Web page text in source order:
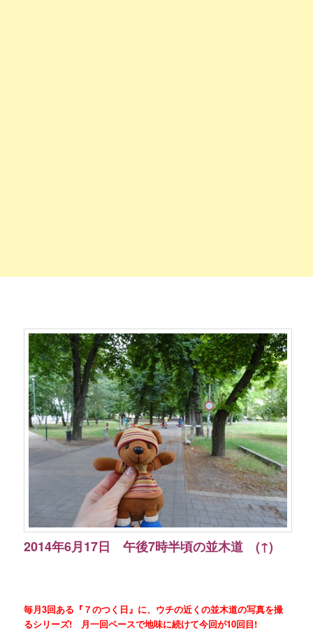
2014年6月17日 午後7時半頃の並木道 (↑)
毎月3回ある『７のつく日』に、ウチの近くの並木道の写真を撮
るシリーズ! 月一回ペースで地味に続けて今回が10回目!